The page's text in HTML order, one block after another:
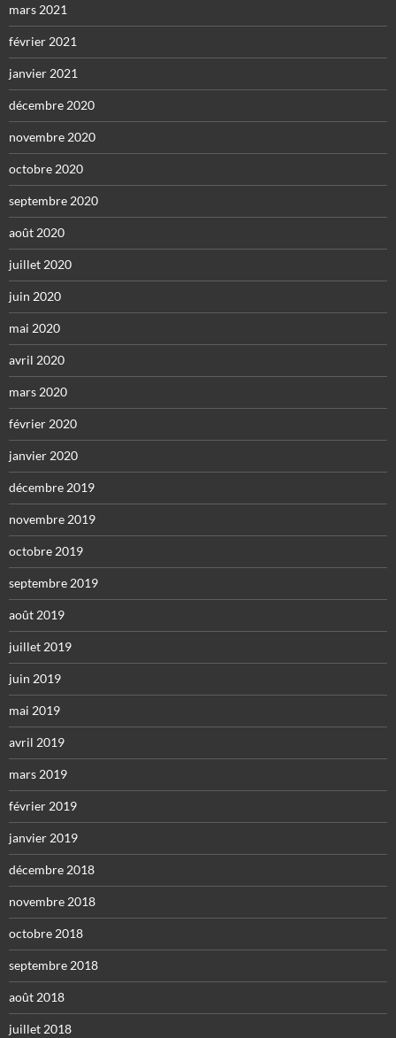
mars 2021
février 2021
janvier 2021
décembre 2020
novembre 2020
octobre 2020
septembre 2020
août 2020
juillet 2020
juin 2020
mai 2020
avril 2020
mars 2020
février 2020
janvier 2020
décembre 2019
novembre 2019
octobre 2019
septembre 2019
août 2019
juillet 2019
juin 2019
mai 2019
avril 2019
mars 2019
février 2019
janvier 2019
décembre 2018
novembre 2018
octobre 2018
septembre 2018
août 2018
juillet 2018